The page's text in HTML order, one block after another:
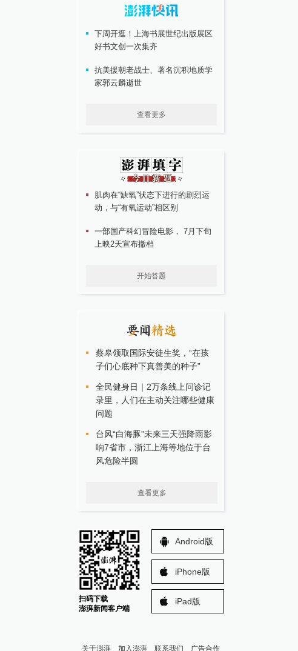
下周开逛！上海书展世纪出版展区
好书文创一次集齐
抗美援朝老战士、著名沉积地质学
家郭云麟逝世
查看更多
肌肉在“缺氧”状态下进行的剧烈运
动，与“有氧运动”相区别
一部国产科幻冒险电影， 7月下旬
上映2天宣布撤档
开始答题
蔡皋领取国际安徒生奖，“在孩
子们心底种下真善美的种子”
全民健身日｜2万条线上问诊记
录里，人们在主动关注哪些健康
问题
台风“白海豚”未来三天强降雨影
响7省市，浙江上海等地位于台
风危险半圆
查看更多
扫码下载
澎湃新闻客户端
Android版
iPhone版
iPad版
关于澎湃 加入澎湃 联系我们 广告合作